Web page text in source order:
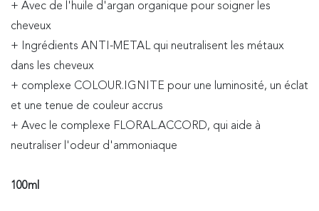
+ Avec de l'huile d'argan organique pour soigner les
cheveux
+ Ingrédients ANTI-METAL qui neutralisent les métaux
dans les cheveux
+ complexe COLOUR.IGNITE pour une luminosité, un éclat
et une tenue de couleur accrus
+ Avec le complexe FLORAL.ACCORD, qui aide à
neutraliser l'odeur d'ammoniaque
100ml